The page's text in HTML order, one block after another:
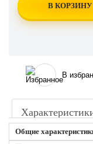
В КОРЗИНУ
В
Общие